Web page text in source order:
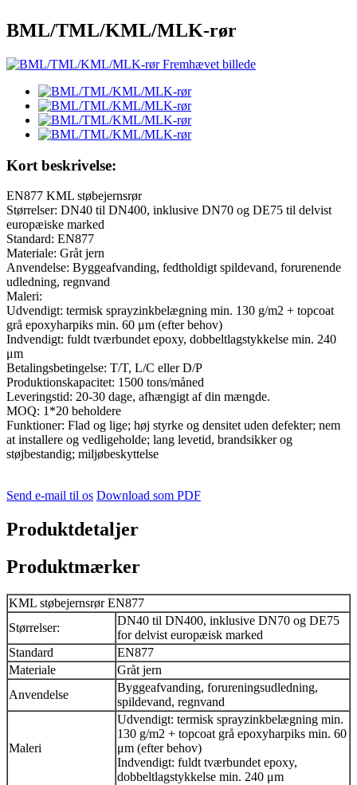
BML/TML/KML/MLK-rør
Kort beskrivelse:
EN877 KML støbejernsrør
Størrelser: DN40 til DN400, inklusive DN70 og DE75 til delvist
europæiske marked
Standard: EN877
Materiale: Gråt jern
Anvendelse: Byggeafvanding, fedtholdigt spildevand, forurenende
udledning, regnvand
Maleri:
Udvendigt: termisk sprayzinkbelægning min. 130 g/m2 + topcoat
grå epoxyharpiks min. 60 μm (efter behov)
Indvendigt: fuldt tværbundet epoxy, dobbeltlagstykkelse min. 240
μm
Betalingsbetingelse: T/T, L/C eller D/P
Produktionskapacitet: 1500 tons/måned
Leveringstid: 20-30 dage, afhængigt af din mængde.
MOQ: 1*20 beholdere
Funktioner: Flad og lige; høj styrke og densitet uden defekter; nem
at installere og vedligeholde; lang levetid, brandsikker og
støjbestandig; miljøbeskyttelse
Send e-mail til os Download som PDF
Produktdetaljer
Produktmærker
KML støbejernsrør EN877
Størrelser:
DN40 til DN400, inklusive DN70 og DE75
for delvist europæisk marked
Standard
EN877
Materiale
Gråt jern
Anvendelse
Byggeafvanding, forureningsudledning,
spildevand, regnvand
Maleri
Udvendigt: termisk sprayzinkbelægning min.
130 g/m2 + topcoat grå epoxyharpiks min. 60
μm (efter behov)
Indvendigt: fuldt tværbundet epoxy,
dobbeltlagstykkelse min. 240 μm